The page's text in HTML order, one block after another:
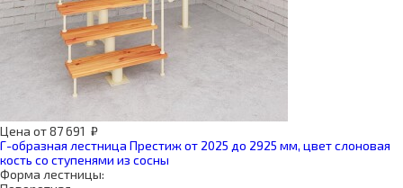
Цена от87 691 ₽
Г-образная лестница Престиж от 2025 до 2925 мм, цвет слоновая
кость со ступенями из сосны
Форма лестницы: